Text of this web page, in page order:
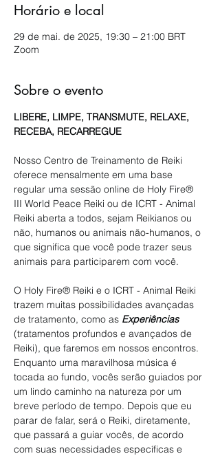
Horário e local
29 de mai. de 2025, 19:30 – 21:00 BRT
Zoom
Sobre o evento
LIBERE, LIMPE, TRANSMUTE, RELAXE,
RECEBA, RECARREGUE
Nosso Centro de Treinamento de Reiki
oferece mensalmente em uma base
regular uma sessão online de Holy Fire®
III World Peace Reiki ou de ICRT - Animal
Reiki aberta a todos, sejam Reikianos ou
não, humanos ou animais não-humanos, o
que significa que você pode trazer seus
animais para participarem com você.
O Holy Fire® Reiki e o ICRT - Animal Reiki
trazem muitas possibilidades avançadas
de tratamento, como as Experiências
(tratamentos profundos e avançados de
Reiki), que faremos em nossos encontros.
Enquanto uma maravilhosa música é
tocada ao fundo, vocês serão guiados por
um lindo caminho na natureza por um
breve período de tempo. Depois que eu
parar de falar, será o Reiki, diretamente,
que passará a guiar vocês, de acordo
com suas necessidades específicas e